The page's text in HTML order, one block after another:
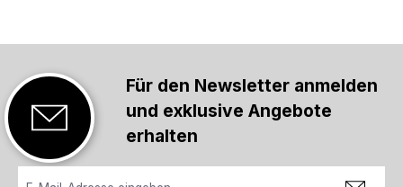
Für den Newsletter anmelden
und exklusive Angebote
erhalten